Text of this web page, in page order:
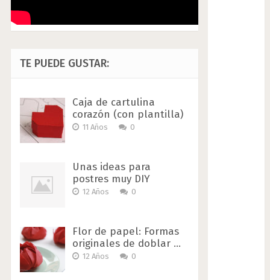
TE PUEDE GUSTAR:
Caja de cartulina
corazón (con plantilla)
11 Años 0
Unas ideas para
postres muy DIY
12 Años 0
Flor de papel: Formas
originales de doblar …
12 Años 0